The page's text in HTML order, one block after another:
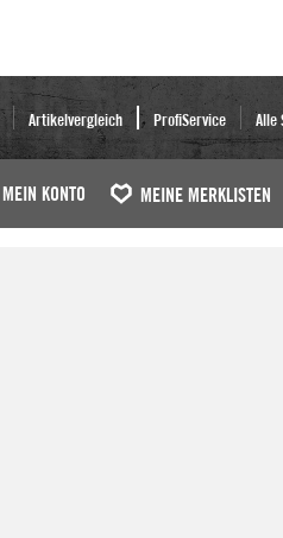
Artikelvergleich ProfiService Alle
MEIN KONTO MEINE MERKLISTEN